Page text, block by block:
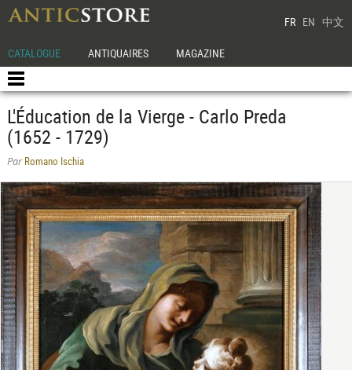
FR EN 中文
CATALOGUE ANTIQUAIRES MAGAZINE
L'Éducation de la Vierge - Carlo Preda
(1652 - 1729)
ParRomano Ischia